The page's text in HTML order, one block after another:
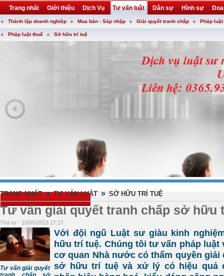
Trang nhất Giới thiệu Dịch Vụ Tư vấn luật Dân sự Hình sự
Khuyến mại Liên hệ forum utility
Thành lập doanh nghiệp Mua bán - Sáp nhập Giải quyết tranh chấp Pháp
Pháp luật thuế Sở hữu trí tuệ
TRANG NHẤT » TƯ VẤN LUẬT » SỞ HỮU TRÍ TUỆ
Tư vấn giải quyết tranh chấp sở hữu
Thứ tư - 15/05/2013 17:17
Tư vấn giải quyết
Với đội ngũ Luật sư giàu kinh
hữu trí tuệ. Chúng tôi tư vấn pháp luật
cơ quan Nhà nước có thẩm quyền giải
sở hữu trí tuệ và xử lý có hiệu quả